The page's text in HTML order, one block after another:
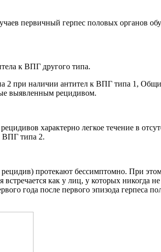
первичный герпес половых органов
к ВПГ другого типа.
2 при наличии антител к ВПГ типа 1,
выявленным рецидивом.
характерно легкое течение в
ВПГ типа 2.
протекают бессимптомно. При
как у лиц, у которых никогда
года после первого эпизода герпеса